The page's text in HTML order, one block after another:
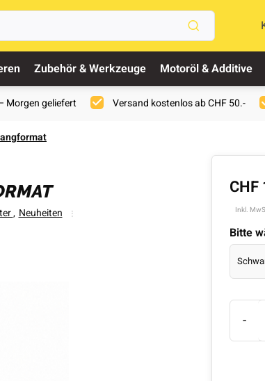
Zubehör & Werkzeuge Motoröl & Additive
Morgen geliefert Versand kostenlos ab CHF 50.-
, Neuheiten
CHF
Inkl.
Bitte
-